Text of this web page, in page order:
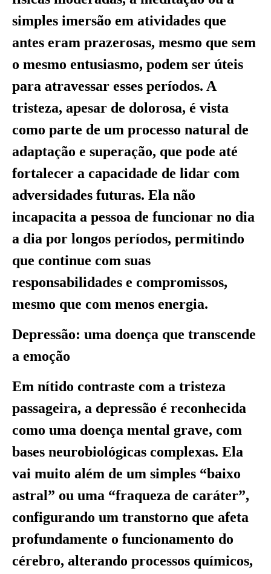
simples imersão em atividades que
antes eram prazerosas, mesmo que sem
o mesmo entusiasmo, podem ser úteis
para atravessar esses períodos. A
tristeza, apesar de dolorosa, é vista
como parte de um processo natural de
adaptação e superação, que pode até
fortalecer a capacidade de lidar com
adversidades futuras. Ela não
incapacita a pessoa de funcionar no dia
a dia por longos períodos, permitindo
que continue com suas
responsabilidades e compromissos,
mesmo que com menos energia.
Depressão: uma doença que transcende
a emoção
Em nítido contraste com a tristeza
passageira, a depressão é reconhecida
como uma doença mental grave, com
bases neurobiológicas complexas. Ela
vai muito além de um simples “baixo
astral” ou uma “fraqueza de caráter”,
configurando um transtorno que afeta
profundamente o funcionamento do
cérebro, alterando processos químicos,